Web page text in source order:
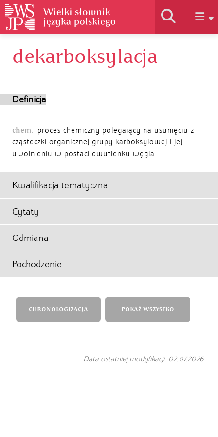
Historia słownika
Autorzy
dekarboksylacja
Definicja
chem.
proces chemiczny polegający na usunięciu z
cząsteczki organicznej grupy karboksylowej i jej
uwolnieniu w postaci dwutlenku węgla
Kwalifikacja tematyczna
Cytaty
Odmiana
Pochodzenie
CHRONOLOGIZACJA POKAŻ WSZYSTKO
Data ostatniej modyfikacji: 02.07.2026